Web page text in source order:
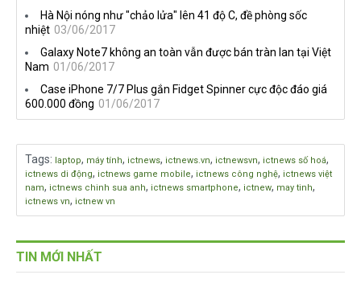
Hà Nội nóng như "chảo lửa" lên 41 độ C, đề phòng sốc
nhiệt 03/06/2017
Galaxy Note7 không an toàn vẫn được bán tràn lan tại Việt
Nam 01/06/2017
Case iPhone 7/7 Plus gắn Fidget Spinner cực độc đáo giá
600.000 đồng 01/06/2017
Tags: laptop, máy tính, ictnews, ictnews.vn, ictnewsvn, ictnews số hoá,
ictnews di động, ictnews game mobile, ictnews công nghệ, ictnews việt
nam, ictnews chinh sua anh, ictnews smartphone, ictnew, may tinh,
ictnews vn, ictnew vn
TIN MỚI NHẤT